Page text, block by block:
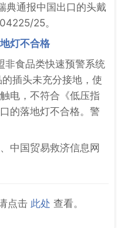
典通报中国出口的头戴
25。
灯不合格
非食品类快速预警系统
的插头未充分接地，使
电，不符合《低压指
的落地灯不合格。警
中国贸易救济信息网
点击 此处 查看。